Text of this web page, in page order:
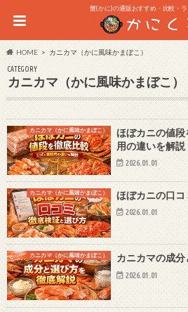
蟹(かに)の通販おすすめ・比較・
HOME カニカマ（かに風味かまぼこ）
CATEGORY
カニカマ（かに風味かまぼこ）
カニカマ（かに風味かまぼこ）
ほぼカニの値
用の違いを解説
2026.01.01
カニカマ（かに風味かまぼこ） ほぼカニの口
2026.01.01
カニカマ（かに風味かまぼこ） カニカマの成
2026.01.01